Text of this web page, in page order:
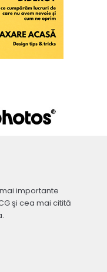
importante
şi cea mai citită